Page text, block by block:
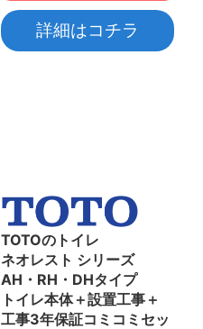
詳細はコチラ
TOTOのトイレ
ネオレスト シリーズ
AH・RH・DHタイプ
トイレ本体＋設置工事＋
工事3年保証コミコミセッ